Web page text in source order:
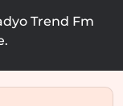
Trend Fm